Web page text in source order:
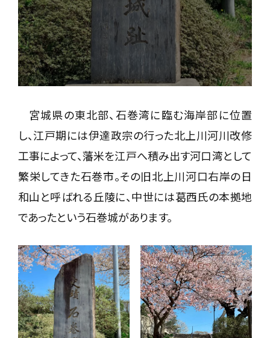
宮城県の東北部、石巻湾に臨む海岸部に位置
し、江戸期には伊達政宗の行った北上川河川改修
工事によって、藩米を江戸へ積み出す河口湾として
繁栄してきた石巻市。その旧北上川河口右岸の日
和山と呼ばれる丘陵に、中世には葛西氏の本拠地
であったという石巻城があります。